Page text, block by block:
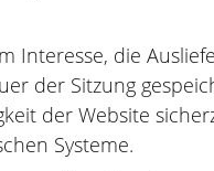
die
der Sitzung
der Website
Systeme.